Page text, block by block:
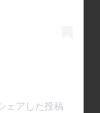
ェアした投稿